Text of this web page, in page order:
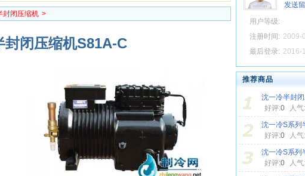
封闭压缩机 >
封闭压缩机S81A-C
发送
用户等级:
注册时间: 2009-
最后登录: 2016-
推荐商品
沈一冷半封
好评:0 人气:
沈一冷S系列
好评:0 人气:
沈一冷S系列
好评:0 人气: